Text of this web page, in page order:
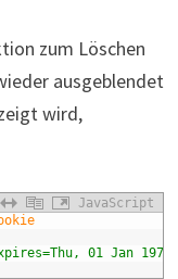
zum Löschen
ausgeblendet
wird,
JavaScript
01 Jan 1970